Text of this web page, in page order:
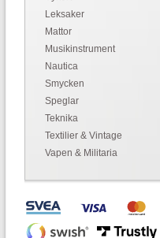
Leksaker
Mattor
Musikinstrument
Nautica
Smycken
Speglar
Teknika
Textilier & Vintage
Vapen & Militaria